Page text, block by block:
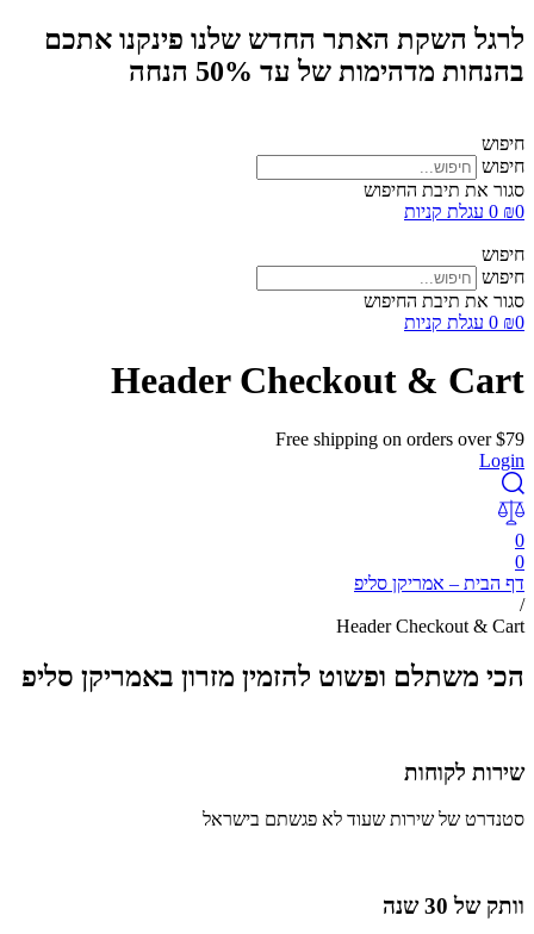
לרגל השקת האתר החדש שלנו פינקנו אתכם
בהנחות מדהימות של עד 50% הנחה
חיפוש
חיפוש
סגור את תיבת החיפוש
₪0
0 עגלת קניות
חיפוש
חיפוש
סגור את תיבת החיפוש
₪0
0 עגלת קניות
Header Checkout & Cart
Free shipping on orders over $79
Login
0
0
דף הבית – אמריקן סליפ
/
Header Checkout & Cart
הכי משתלם ופשוט להזמין מזרון באמריקן סליפ
שירות לקוחות
סטנדרט של שירות שעוד לא פגשתם בישראל
וותק של 30 שנה